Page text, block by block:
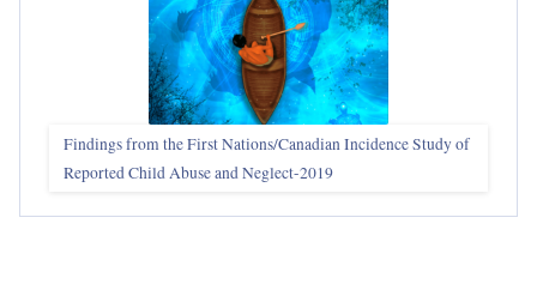
Findings from the First Nations/Canadian Incidence Study of
Reported Child Abuse and Neglect-2019